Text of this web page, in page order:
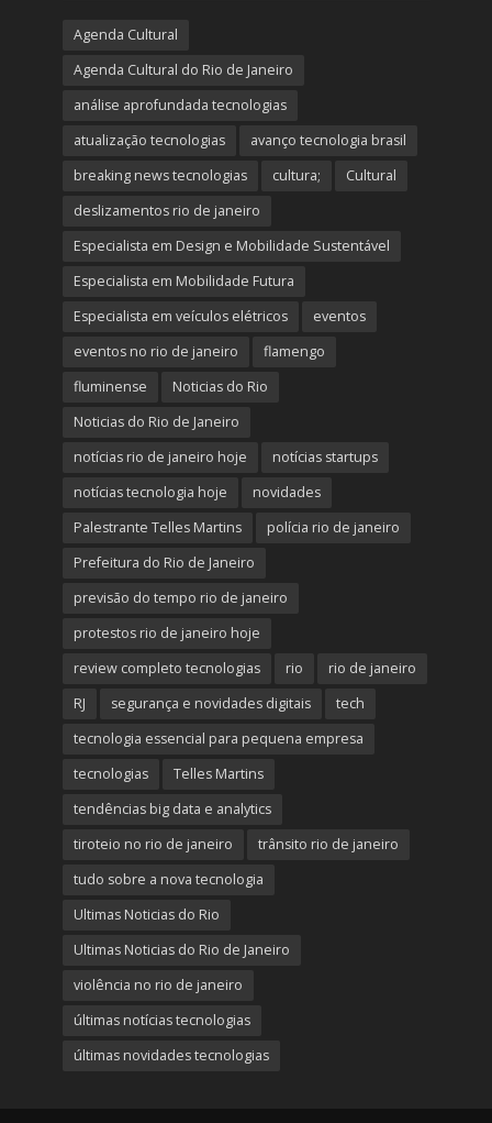
Agenda Cultural
Agenda Cultural do Rio de Janeiro
análise aprofundada tecnologias
atualização tecnologias
avanço tecnologia brasil
breaking news tecnologias
cultura;
Cultural
deslizamentos rio de janeiro
Especialista em Design e Mobilidade Sustentável
Especialista em Mobilidade Futura
Especialista em veículos elétricos
eventos
eventos no rio de janeiro
flamengo
fluminense
Noticias do Rio
Noticias do Rio de Janeiro
notícias rio de janeiro hoje
notícias startups
notícias tecnologia hoje
novidades
Palestrante Telles Martins
polícia rio de janeiro
Prefeitura do Rio de Janeiro
previsão do tempo rio de janeiro
protestos rio de janeiro hoje
review completo tecnologias
rio
rio de janeiro
RJ
segurança e novidades digitais
tech
tecnologia essencial para pequena empresa
tecnologias
Telles Martins
tendências big data e analytics
tiroteio no rio de janeiro
trânsito rio de janeiro
tudo sobre a nova tecnologia
Ultimas Noticias do Rio
Ultimas Noticias do Rio de Janeiro
violência no rio de janeiro
últimas notícias tecnologias
últimas novidades tecnologias